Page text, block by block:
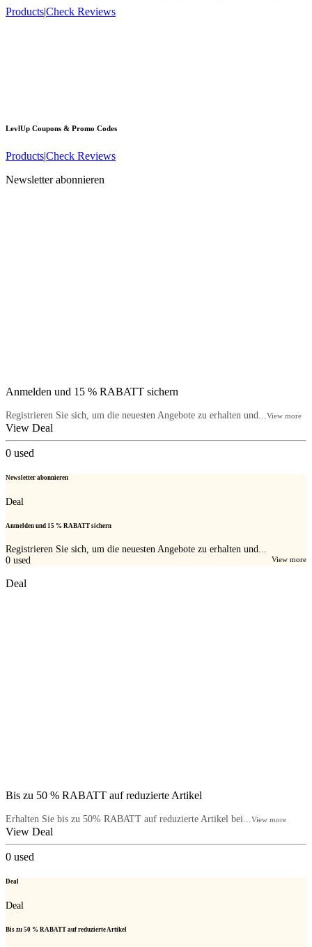
Products|Check Reviews
LevlUp Coupons & Promo Codes
Products|Check Reviews
Newsletter abonnieren
Anmelden und 15 % RABATT sichern
Registrieren Sie sich, um die neuesten Angebote zu erhalten und...View more
View Deal
0 used
Newsletter abonnieren
Deal
Anmelden und 15 % RABATT sichern
Registrieren Sie sich, um die neuesten Angebote zu erhalten und...
View more
0 used
Deal
Bis zu 50 % RABATT auf reduzierte Artikel
Erhalten Sie bis zu 50% RABATT auf reduzierte Artikel bei...View more
View Deal
0 used
Deal
Deal
Bis zu 50 % RABATT auf reduzierte Artikel